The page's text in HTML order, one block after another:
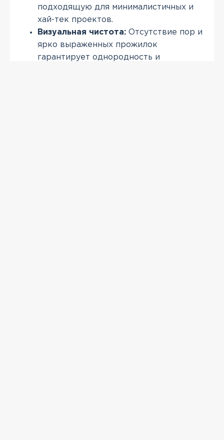
подходящую для минималистичных и
хай-тек проектов.
Визуальная чистота: Отсутствие пор и
ярко выраженных прожилок
гарантирует однородность и